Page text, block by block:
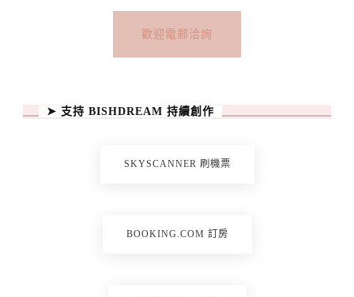
歡迎電郵洽詢
➤ 支持 BISHDREAM 持續創作
SKYSCANNER 刷機票
BOOKING.COM 訂房